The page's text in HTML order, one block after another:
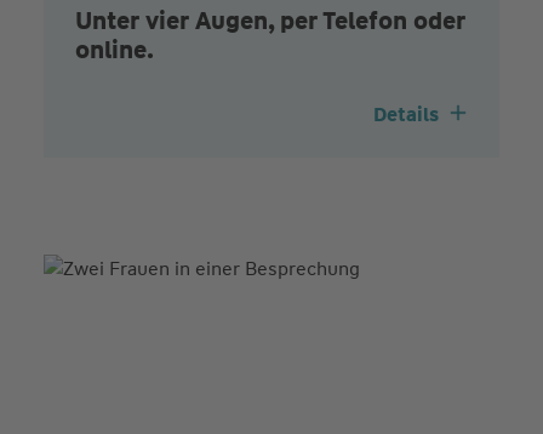
Unter vier Augen, per Telefon oder
online.
Details